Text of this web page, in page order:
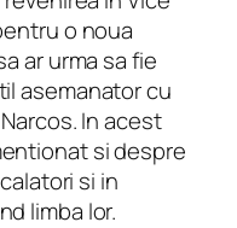
o noua
ar urma sa fie
asemanator cu
In acest
si despre
si in
limba lor.